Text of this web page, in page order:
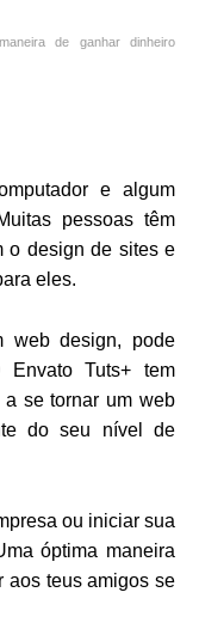
de ganhar dinheiro
e algum
pessoas têm
o design de sites e
eles.
web design, pode
Envato Tuts+ tem
se tornar um web
do seu nível de
ou iniciar sua
óptima maneira
aos teus amigos se